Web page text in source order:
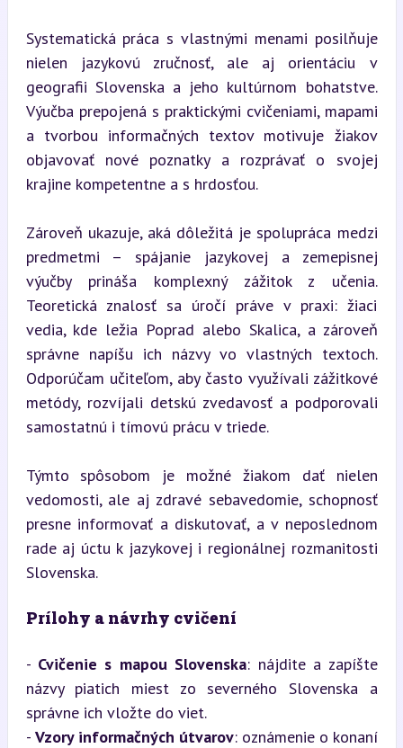
Systematická práca s vlastnými menami posilňuje
nielen jazykovú zručnosť, ale aj orientáciu v
geografii Slovenska a jeho kultúrnom bohatstve.
Výučba prepojená s praktickými cvičeniami, mapami
a tvorbou informačných textov motivuje žiakov
objavovať nové poznatky a rozprávať o svojej
krajine kompetentne a s hrdosťou.
Zároveň ukazuje, aká dôležitá je spolupráca medzi
predmetmi – spájanie jazykovej a zemepisnej
výučby prináša komplexný zážitok z učenia.
Teoretická znalosť sa úročí práve v praxi: žiaci
vedia, kde ležia Poprad alebo Skalica, a zároveň
správne napíšu ich názvy vo vlastných textoch.
Odporúčam učiteľom, aby často využívali zážitkové
metódy, rozvíjali detskú zvedavosť a podporovali
samostatnú i tímovú prácu v triede.
Týmto spôsobom je možné žiakom dať nielen
vedomosti, ale aj zdravé sebavedomie, schopnosť
presne informovať a diskutovať, a v neposlednom
rade aj úctu k jazykovej i regionálnej rozmanitosti
Slovenska.
Prílohy a návrhy cvičení
- Cvičenie s mapou Slovenska: nájdite a zapíšte
názvy piatich miest zo severného Slovenska a
správne ich vložte do viet.
- Vzory informačných útvarov: oznámenie o konaní